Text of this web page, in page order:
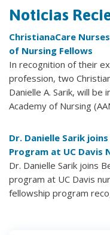
Noticias
ChristianaCare
of Nursing Fellows
In recognition of their
profession, two
Danielle A. Sarik, will be
Academy of Nursing
Dr. Danielle Sarik
Program at UC Davis
Dr. Danielle Sarik joins
program at UC Davis
fellowship program